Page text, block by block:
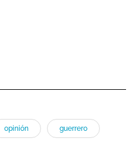
opinión guerrero